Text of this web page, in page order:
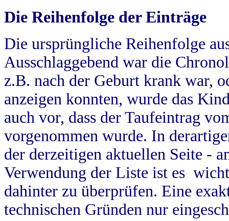
Die Reihenfolge der Einträge
Die ursprüngliche Reihenfolge
Ausschlaggebend war die
z.B. nach der Geburt krank war,
anzeigen konnten, wurde das
auch vor, dass der Taufeintrag
vorgenommen wurde. In
der derzeitigen aktuellen Seite -
Verwendung der Liste ist es
dahinter zu überprüfen. Eine
technischen Gründen nur